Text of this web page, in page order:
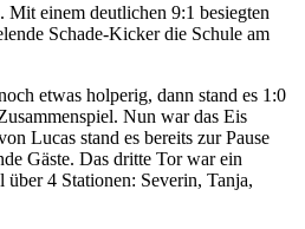
Mit einem deutlichen 9:1 besiegten
Schade-Kicker die Schule am
etwas holperig, dann stand es 1:0
Nun war das Eis
Lucas stand es bereits zur Pause
Gäste. Das dritte Tor war ein
über 4 Stationen: Severin, Tanja,